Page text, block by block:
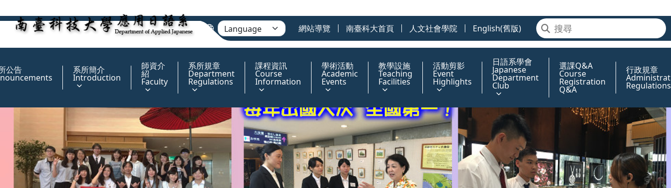
:::
網站導覽 南臺科大首頁 人文社會學院 English(舊版)
公告 系所簡介
Introduction
師資介
紹
Faculty
系所規章
Department
Regulations
課程資訊
Course
Information
學術活動
Academic
Events
教學設施
Teaching
Facilities
活動剪影
Event
Highlights
日語系學會
Japanese
Department
Club
選課Q&A
Course
Registration
Q&A
行政規章
Regulations